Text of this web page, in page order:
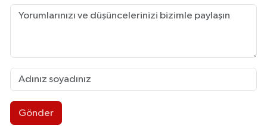
Gönder